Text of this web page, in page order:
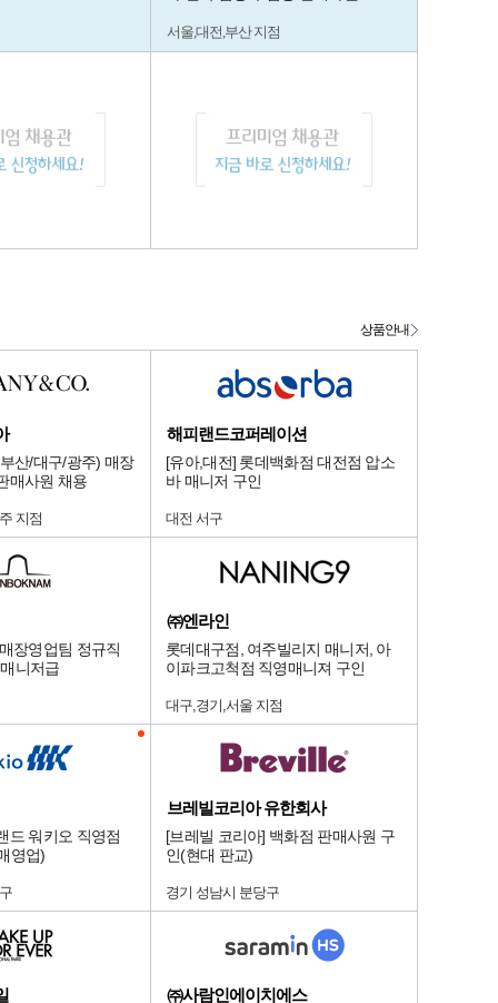
서울,대전,부산 지점
산/대구/광주) 매장
매사원 채용
지점
해피랜드코퍼레이션
[유아,대전] 롯데백화점 대전점 압소
바 매니저 구인
대전 서구
장영업팀 정규직
니저급
㈜엔라인
롯데대구점, 여주빌리지 매니저, 아
이파크고척점 직영매니져 구인
대구,경기,서울 지점
드 워키오 직영점
영업)
브레빌코리아 유한회사
[브레빌 코리아] 백화점 판매사원 구
인(현대 판교)
경기 성남시 분당구
㈜사람인에이치에스
상품안내